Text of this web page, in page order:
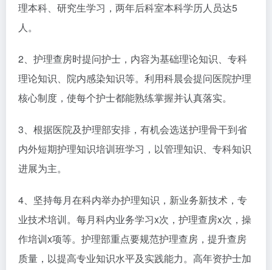
理本科、研究生学习，两年后科室本科学历人员达5
人。
2、护理查房时提问护士，内容为基础理论知识、专科
理论知识、院内感染知识等。利用科晨会提问医院护理
核心制度，使每个护士都能熟练掌握并认真落实。
3、根据医院及护理部安排，有机会选送护理骨干到省
内外短期护理知识培训班学习，以管理知识、专科知识
进展为主。
4、坚持每月在科内举办护理知识，新业务新技术，专
业技术培训。每月科内业务学习x次，护理查房x次，操
作培训x项等。护理部重点要规范护理查房，提升查房
质量，以提高专业知识水平及实践能力。高年资护士加